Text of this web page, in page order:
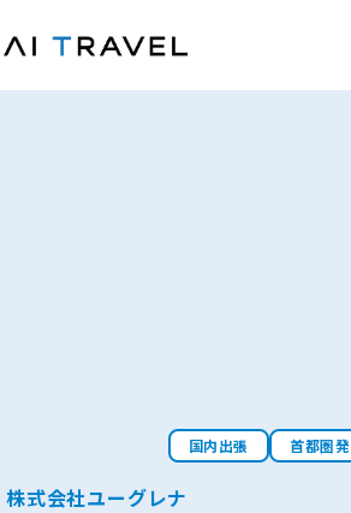
株式会社ユーグレナ
国内出張 首都圏発